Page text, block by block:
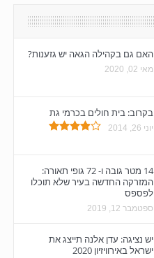
האם גם בקהילה הגאה יש גזענות?
מאי 02, 2020
בקרוב: בית חולים בכרמי גת
יוני 26, 2014
14 מטר גובה ו- 72 גופי תאורה:
המזרקה החדשה בעיר שלא תוכלו
לפספס
ספטמבר 12, 2019
יש נציגה: עדן אלנה תייצג את
ישראל באירוויזיון 2020